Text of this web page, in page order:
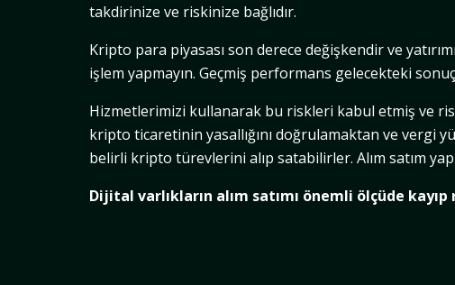
takdirinize ve riskinize bağlıdır.
Kripto para piyasası son derece değişkendir ve
işlem yapmayın. Geçmiş performans gelecekteki
Hizmetlerimizi kullanarak bu riskleri kabul etmiş ve
kripto ticaretinin yasallığını doğrulamaktan ve vergi
belirli kripto türevlerini alıp satabilirler. Alım satım
Dijital varlıkların alım satımı önemli ölçüde